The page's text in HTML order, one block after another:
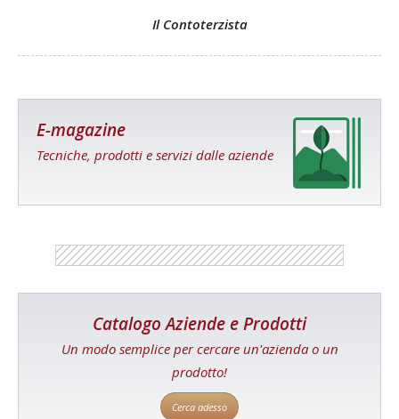
Il Contoterzista
E-magazine
Tecniche, prodotti e servizi dalle aziende
Catalogo Aziende e Prodotti
Un modo semplice per cercare un'azienda o un
prodotto!
Cerca adesso